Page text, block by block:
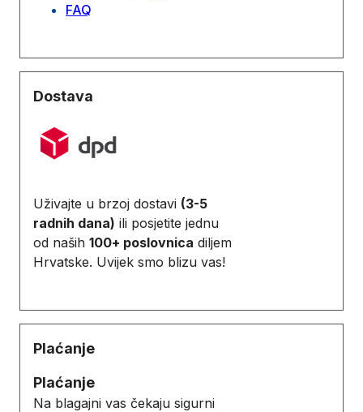
FAQ
Dostava
Uživajte u brzoj dostavi (3-5
radnih dana) ili posjetite jednu
od naših 100+ poslovnica diljem
Hrvatske. Uvijek smo blizu vas!
Plaćanje
Plaćanje
Na blagajni vas čekaju sigurni